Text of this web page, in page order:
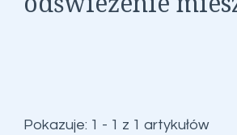
Pokazuje: 1 - 1 z 1 artykułów